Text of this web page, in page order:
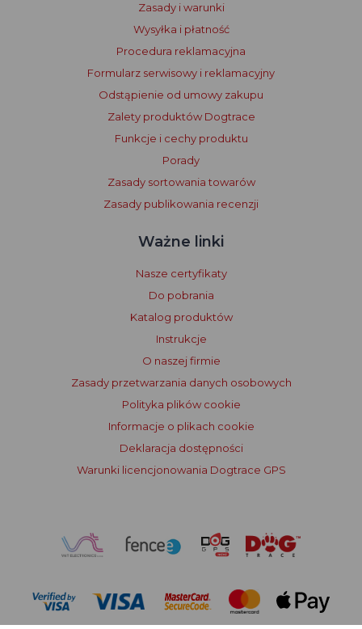
Zasady i warunki
Wysyłka i płatność
Procedura reklamacyjna
Formularz serwisowy i reklamacyjny
Odstąpienie od umowy zakupu
Zalety produktów Dogtrace
Funkcje i cechy produktu
Porady
Zasady sortowania towarów
Zasady publikowania recenzji
Ważne linki
Nasze certyfikaty
Do pobrania
Katalog produktów
Instrukcje
O naszej firmie
Zasady przetwarzania danych osobowych
Polityka plików cookie
Informacje o plikach cookie
Deklaracja dostępności
Warunki licencjonowania Dogtrace GPS